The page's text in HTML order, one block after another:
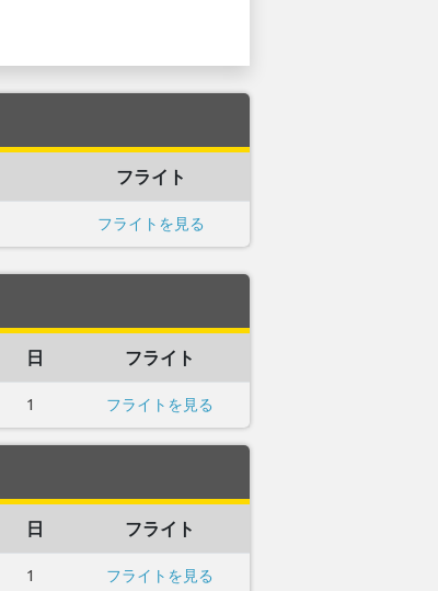
フライト
フライトを見る
日 フライト
1 フライトを見る
日 フライト
1 フライトを見る